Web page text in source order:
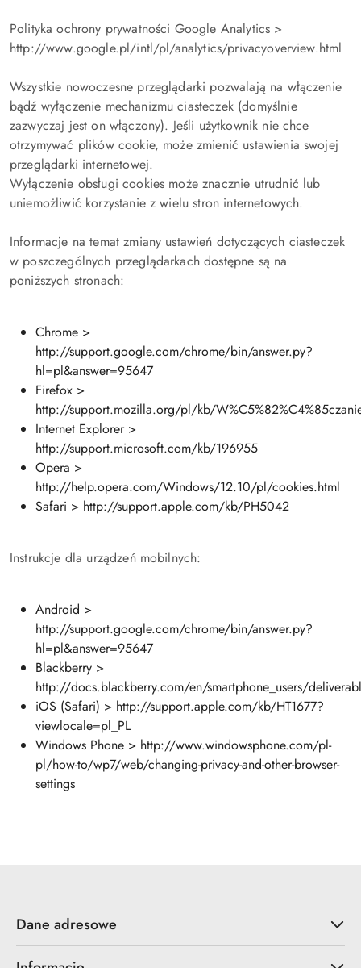
Polityka ochrony prywatności Google Analytics >
http://www.google.pl/intl/pl/analytics/privacyoverview.html
Wszystkie nowoczesne przeglądarki pozwalają na włączenie
bądź wyłączenie mechanizmu ciasteczek (domyślnie
zazwyczaj jest on włączony). Jeśli użytkownik nie chce
otrzymywać plików cookie, może zmienić ustawienia swojej
przeglądarki internetowej.
Wyłączenie obsługi cookies może znacznie utrudnić lub
uniemożliwić korzystanie z wielu stron internetowych.
Informacje na temat zmiany ustawień dotyczących ciasteczek
w poszczególnych przeglądarkach dostępne są na
poniższych stronach:
Chrome >
http://support.google.com/chrome/bin/answer.py?
hl=pl&answer=95647
Firefox >
http://support.mozilla.org/pl/kb/
Internet Explorer >
http://support.microsoft.com/kb/196955
Opera >
http://help.opera.com/Windows/12.10/pl/cookies.html
Safari > http://support.apple.com/kb/PH5042
Instrukcje dla urządzeń mobilnych:
Android >
http://support.google.com/chrome/bin/answer.py?
hl=pl&answer=95647
Blackberry >
http://docs.blackberry.com/en/smartphone_users/
iOS (Safari) > http://support.apple.com/kb/HT1677?
viewlocale=pl_PL
Windows Phone > http://www.windowsphone.com/pl-
pl/how-to/wp7/web/changing-privacy-and-other-browser-
settings
Dane adresowe